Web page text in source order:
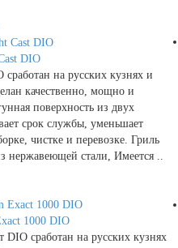
DIO
на русских кузнях и
качественно, мощно и
поверхность из двух
срок службы, уменьшает
чистке и перевозке. Гриль
нержавеющей стали, Имеется ..
1000 DIO
DIO сработан на русских кузнях